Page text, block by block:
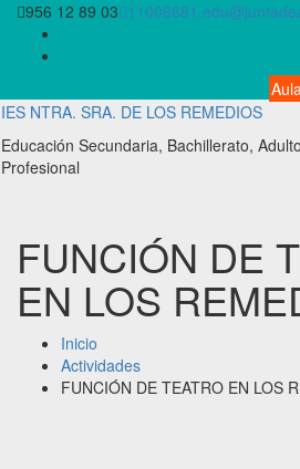
Saltar
contenido
956 12 89 03
IES NTRA. SRA. DE LOS REMEDIOS
Educación Secundaria, Bachillerato,
Profesional
FUNCIÓN DE
EN LOS
Inicio
Actividades
FUNCIÓN DE TEATRO EN LOS